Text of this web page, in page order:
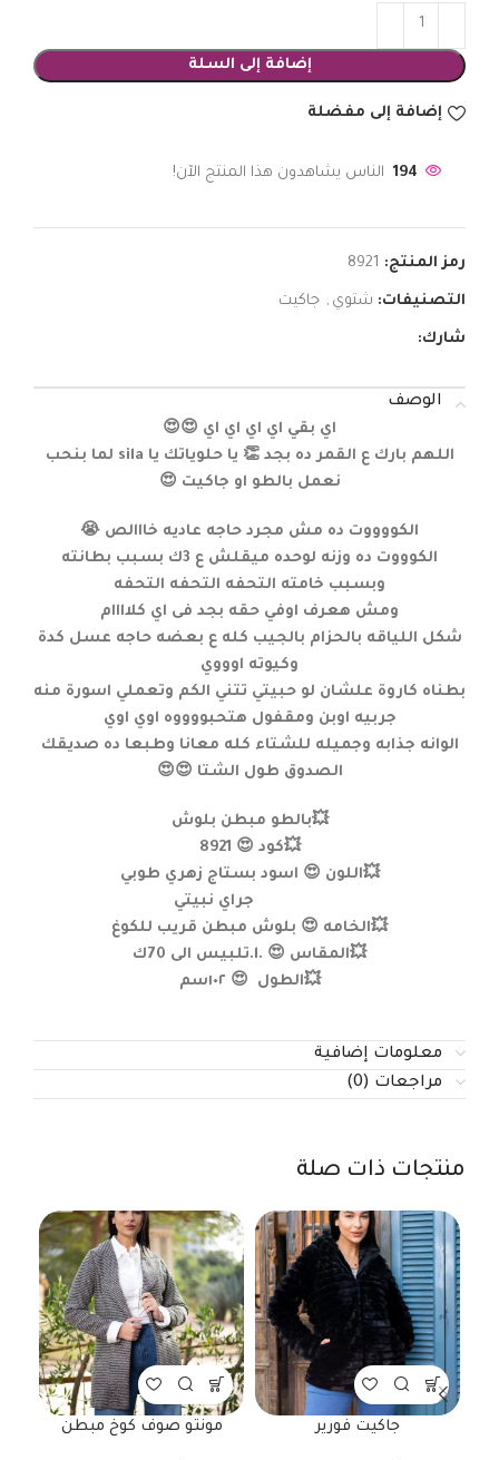
إضافة إلى السلة
إضافة إلى مفضلة
194 الناس يشاهدون هذا المنتج الآن!
رمز المنتج: 8921
التصنيفات: شتوي , جاكيت
شارك:
الوصف
اي بقي اي اي اي اي 😍😍
اللهم بارك ع القمر ده بجد 👏 يا حلوياتك يا sila لما بنحب
نعمل بالطو او جاكيت 😍
الكووووت ده مش مجرد حاجه عاديه خااالص 😭
الكوووت ده وزنه لوحده ميقلش ع 3ك بسبب بطانته
وبسبب خامته التحفه التحفه التحفه
ومش هعرف اوفي حقه بجد فى اي كلاااام
شكل اللياقه بالحزام بالجيب كله ع بعضه حاجه عسل كدة
وكيوته اوووي
بطناه كاروة علشان لو حبيتي تتني الكم وتعملي اسورة منه
جربيه اوبن ومقفول هتحبووووه اوي اوي
الوانه جذابه وجميله للشتاء كله معانا وطبعا ده صديقك
الصدوق طول الشتا 😍😍
💥بالطو مبطن بلوش
💥كود 😍 8921
💥اللون 😍 اسود بستاج زهري طوبي
جراي نبيتي
💥الخامه 😍 بلوش مبطن قريب للكوغ
💥المقاس 😍 .l.تلبيس الى 70ك
💥الطول 😍 ١٠٢سم
معلومات إضافية
مراجعات (0)
منتجات ذات صلة
جاكيت فورير مونتو صوف كوخ مبطن